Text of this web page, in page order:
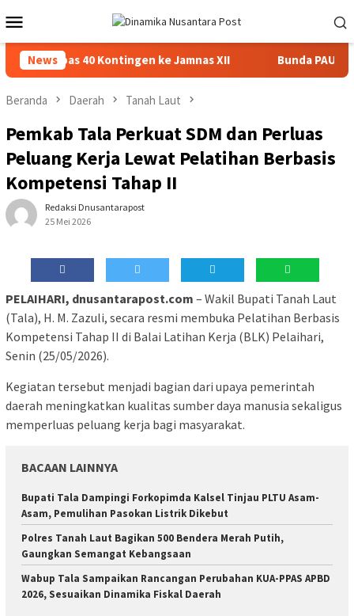
ke
kontenMobile
News
Lepas 40 Kontingen ke Jamnas XII Bunda PAUD
Beranda Daerah Tanah Laut
Pemkab Tala Perkuat SDM dan Perluas
Peluang Kerja Lewat Pelatihan Berbasis
Kompetensi Tahap II
Redaksi Dnusantarapost
25 Mei 2026
PELAIHARI, dnusantarapost.com – Wakil Bupati Tanah Laut
(Tala), H. M. Zazuli, secara resmi membuka Pelatihan Berbasis
Kompetensi Tahap II di Balai Latihan Kerja (BLK) Pelaihari,
Senin (25/05/2026).
Kegiatan tersebut menjadi bagian dari upaya pemerintah
daerah meningkatkan kualitas sumber daya manusia sekaligus
memperluas peluang kerja bagi masyarakat.
BACAAN LAINNYA
Bupati Tala Dampingi Forkopimda Kalsel Tinjau PLTU Asam-
Asam, Pemulihan Pasokan Listrik Dikebut
Polres Tanah Laut Bagikan 500 Bendera Merah Putih,
Gaungkan Semangat Kebangsaan
Wabup Tala Sampaikan Rancangan Perubahan KUA-PPAS APBD
2026, Sesuaikan Dinamika Fiskal Daerah